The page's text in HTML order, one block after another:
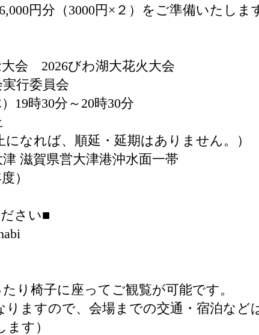
円分（3000円×２）をご準備いたしま
大会 2026びわ湖大花火大会
実行委員会
19時30分～20時30分
なれば、順延・延期はありません。）
滋賀県営大津港沖水面一帯
）
さい■
り椅子に座ってご観覧が可能です。
ますので、会場までの交通・宿泊など
す）